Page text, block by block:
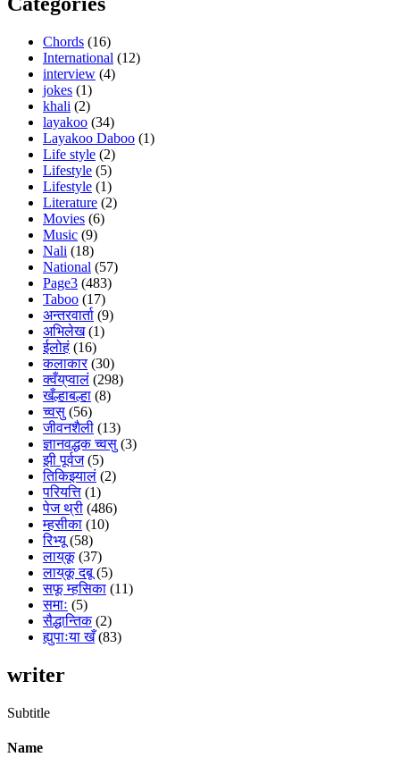
Chords (16)
International (12)
interview (4)
jokes (1)
khali (2)
layakoo (34)
Layakoo Daboo (1)
Life style (2)
Lifestyle (5)
Lifestyle (1)
Literature (2)
Movies (6)
Music (9)
Nali (18)
National (57)
Page3 (483)
Taboo (17)
अन्तरवार्ता (9)
अभिलेख(1)
ईलोहं (16)
कलाकार(30)
क्वँय्‌प्वालं (298)
खँल्हाबल्हा (8)
च्वसु (56)
जीवनशैली (13)
ज्ञानवद्धक च्वसु (3)
झी पूर्वज(5)
तिकिझ्यालं (2)
परियत्ति (1)
पेज थ्री (486)
म्हसीका (10)
रिभ्यू (58)
लाय्‌कू(37)
लाय्‌कू दबू (5)
सफू म्हसिका (11)
समाः (5)
सैद्धान्तिक(2)
ह्युपाःया खँ(83)
writer
Subtitle
Name